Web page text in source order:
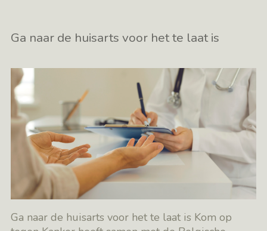
Ga naar de huisarts voor het te laat is
Ga naar de huisarts voor het te laat is Kom op